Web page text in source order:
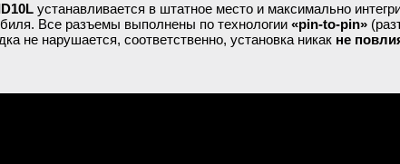
устанавливается в штатное место и максимально
Все разъемы выполнены по технологии «pin-to-pin»
не нарушается, соответственно, установка никак не